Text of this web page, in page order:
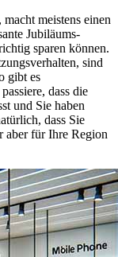
meistens einen
Jubiläums-
sparen können.
sind
gibt es
dass die
und Sie haben
dass Sie
aber für Ihre Region